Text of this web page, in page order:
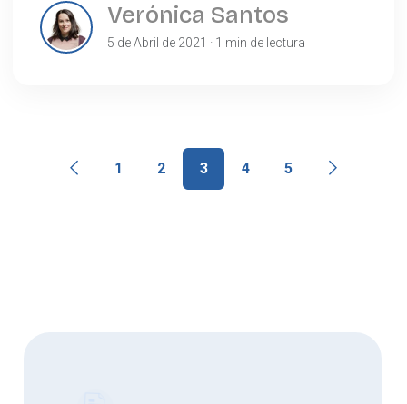
Verónica Santos
5 de Abril de 2021 · 1 min de lectura
1 2 3 4 5